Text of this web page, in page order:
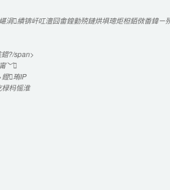
涓績锛屽叿澶囧畬鍠勭殑鏈烘埧璁炬柦銆傚畨鍏
?/span>
﹀
鐙珛IP
椂杩愮淮